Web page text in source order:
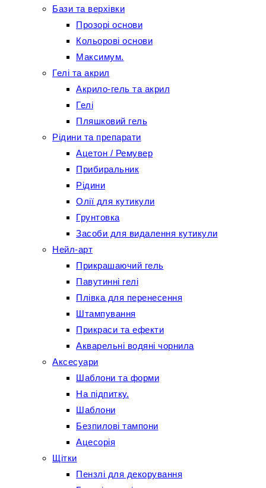
Бази та верхівки
Прозорі основи
Кольорові основи
Максимум.
Гелі та акрил
Акрило-гель та акрил
Гелі
Пляшковий гель
Рідини та препарати
Ацетон / Ремувер
Прибиральник
Рідини
Олії для кутикули
Грунтовка
Засоби для видалення кутикули
Нейл-арт
Прикрашаючий гель
Павутинні гелі
Плівка для перенесення
Штампування
Прикраси та ефекти
Акварельні водяні чорнила
Аксесуари
Шаблони та форми
На підпитку.
Шаблони
Безпилові тампони
Ацесорія
Щітки
Пензлі для декорування